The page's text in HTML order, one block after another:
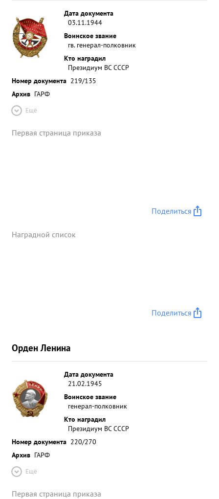
калибров - 393, бронетранспортеров - 17,
минометов - 117 пулеметов- 351 знамен - 12,
захвачено в плен и уничтожено 16914 солдат и
офицеров противника ...»
Дата документа
03.11.1944
Воинское звание
гв. генерал-полковник
Кто наградил
Президиум ВС СССР
Номер документа 219/135
Архив ГАРФ
Ещё
Первая страница приказа
Поделиться
Наградной список
Поделиться
Орден Ленина
Дата документа
21.02.1945
Воинское звание
генерал-полковник
Кто наградил
Президиум ВС СССР
Номер документа 220/270
Архив ГАРФ
Ещё
Первая страница приказа